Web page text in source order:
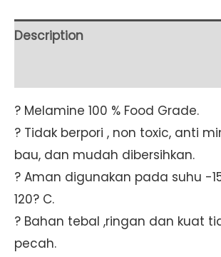
260
Description
? Melamine 100 % Food Grade.
? Tidak berpori , non toxic, anti
bau, dan mudah dibersihkan.
? Aman digunakan pada suhu -
120? C.
? Bahan tebal ,ringan dan kuat
pecah.